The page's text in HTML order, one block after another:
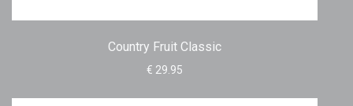
Country Fruit Classic
€ 29.95